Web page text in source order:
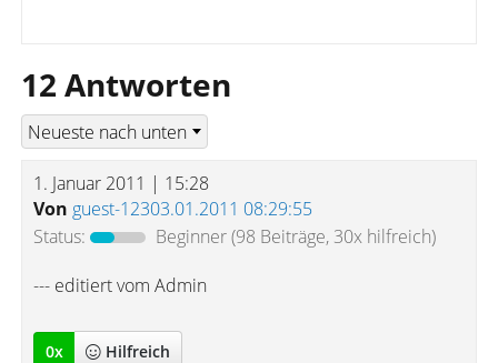
12 Antworten
1. Januar 2011 | 15:28
Von guest-12303.01.2011 08:29:55
Status:
Beginner(98 Beiträge, 30x hilfreich)
--- editiert vom Admin
0x Hilfreich